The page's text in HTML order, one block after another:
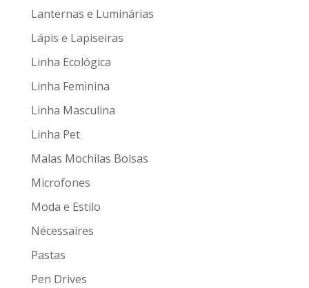
Lanternas e Luminárias
Lápis e Lapiseiras
Linha Ecológica
Linha Feminina
Linha Masculina
Linha Pet
Malas Mochilas Bolsas
Microfones
Moda e Estilo
Nécessaires
Pastas
Pen Drives